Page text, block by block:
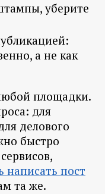
уберите
а не как
площадки.
для
делового
быстро
написать пост
та же.